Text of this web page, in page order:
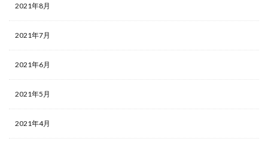
2021年8月
2021年7月
2021年6月
2021年5月
2021年4月